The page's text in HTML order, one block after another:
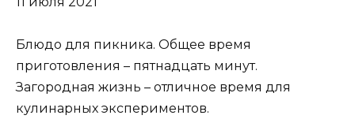
Блюдо для пикника. Общее время
приготовления – пятнадцать минут.
Загородная жизнь – отличное время для
кулинарных экспериментов.